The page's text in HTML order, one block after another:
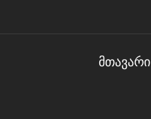
ᲛᲗᲐᲕᲐᲠᲘ